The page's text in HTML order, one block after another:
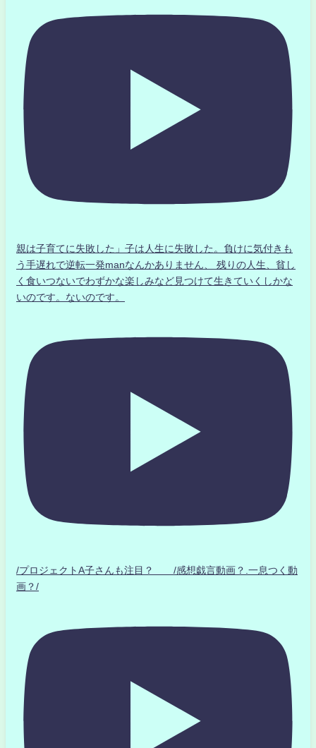
親は子育てに失敗した」子は人生に失敗した。負けに気付きも
う手遅れで逆転一発manなんかありません、 残りの人生、貧し
く食いつないでわずかな楽しみなど見つけて生きていくしかな
いのです。ないのです。
/プロジェクトA子さんも注目？ /感想戯言動画？.一息つく動
画？/